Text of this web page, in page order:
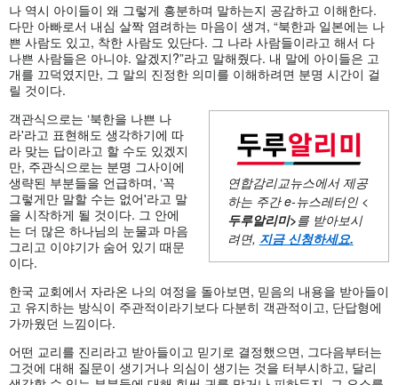
나 역시 아이들이 왜 그렇게 흥분하며 말하는지 공감하고 이해한다.
다만 아빠로서 내심 살짝 염려하는 마음이 생겨, “북한과 일본에는 나
쁜 사람도 있고, 착한 사람도 있단다. 그 나라 사람들이라고 해서 다
나쁜 사람들은 아니야. 알겠지?”라고 말해줬다. 내 말에 아이들은 고
개를 끄덕였지만, 그 말의 진정한 의미를 이해하려면 분명 시간이 걸
릴 것이다.
연합감리교뉴스에서 제공
하는 주간e-뉴스레터인 <
두루알리미>를 받아보시
려면, 지금 신청하세요.
객관식으로는 ‘북한을 나쁜 나
라'라고 표현해도 생각하기에 따
라 맞는 답이라고 할 수도 있겠지
만, 주관식으로는 분명 그사이에
생략된 부분들을 언급하며, ‘꼭
그렇게만 말할 수는 없어'라고 말
을 시작하게 될 것이다. 그 안에
는 더 많은 하나님의 눈물과 마음
그리고 이야기가 숨어 있기 때문
이다.
한국 교회에서 자라온 나의 여정을 돌아보면, 믿음의 내용을 받아들이
고 유지하는 방식이 주관적이라기보다 다분히 객관적이고, 단답형에
가까웠던 느낌이다.
어떤 교리를 진리라고 받아들이고 믿기로 결정했으면, 그다음부터는
그것에 대해 질문이 생기거나 의심이 생기는 것을 터부시하고, 달리